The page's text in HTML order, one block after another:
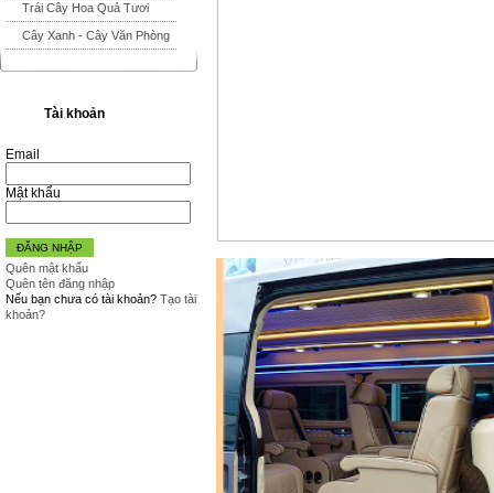
Trái Cây Hoa Quả Tươi
Cây Xanh - Cây Văn Phòng
Tài khoản
Email
Mật khẩu
ĐĂNG NHẬP
Quên mật khẩu
Quên tên đăng nhập
Nếu bạn chưa có tài khoản? Tạo tài
khoản?